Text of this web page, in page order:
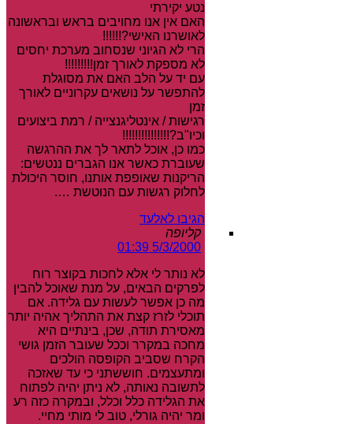
נטע יקירתי
האם אין אנו מחויבים בראש ובראשונה
לאושרנו האישי?!!!!!!
הרי לא הגיוני שנסחוב מערכת יחסים
לא מספקת לאורך זמן!!!!!!!!!
עם יד על הלב האם את מסוגלת
להתפשר על נושאים עקרוניים לאורך
זמן
רגישות / אינטליגנצייה / רמת ביצועים
וכיו"ב?!!!!!!!!!!!!!!!
כמו כן, אוכל לתאר לך את ההרגשה
שעוברת כאשר אנו הגברים ננטשים:
הריקנות שאופפת אותנו, חוסר היכולת
לחלוק רגשות עם הנוטשת ….
הגיבו לאלעד
קליופה
5/3/2000 01:39
לא נותר לי אלא לחכות בקוצר רוח
לפרקים הבאים, על מנת שאוכל להבין
מה כן אפשר לעשות עם גלידה. אם
תוכלי לזרז קצת את התהליך אהיה יותר
מאסירת תודה, שכן, בינתיים היא
מחכה במקרר וככל שעובר הזמן גושי
הקרח שסביב הקופסה הולכים
ומתעצמים. חוששתני כי עד שאזכה
לתשובה נאותה, לא ניתן יהיה לפתוח
את הגלידה כלל וכלל, ובמקרה כזה רע
ומר יהיה גורלי, טוב לי מותי מחיי.